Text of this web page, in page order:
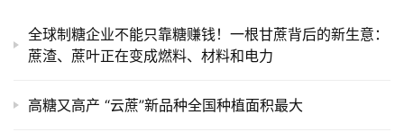
全球制糖企业不能只靠糖赚钱！一根甘蔗背后的新生意：
蔗渣、蔗叶正在变成燃料、材料和电力
高糖又高产 “云蔗”新品种全国种植面积最大